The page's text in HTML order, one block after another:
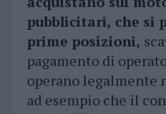
pubblicitari, che si
prime posizioni,
pagamento di
operano legalmente
ad esempio che il